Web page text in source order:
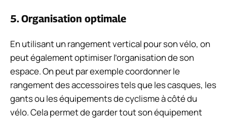
5. Organisation optimale
En utilisant un rangement vertical pour son vélo, on
peut également optimiser l’organisation de son
espace. On peut par exemple coordonner le
rangement des accessoires tels que les casques, les
gants ou les équipements de cyclisme à côté du
vélo. Cela permet de garder tout son équipement